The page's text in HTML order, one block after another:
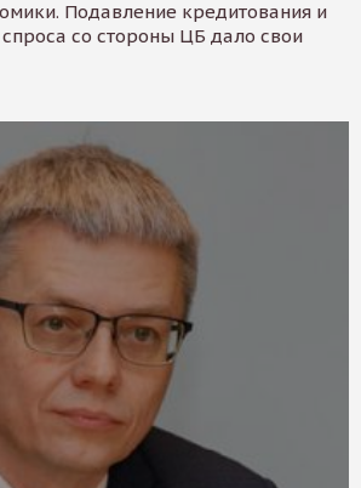
Подавление кредитования и
спроса со стороны ЦБ дало свои